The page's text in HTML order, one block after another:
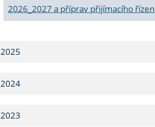
2026_2027 a příprav přijímacího
2025
2024
2023